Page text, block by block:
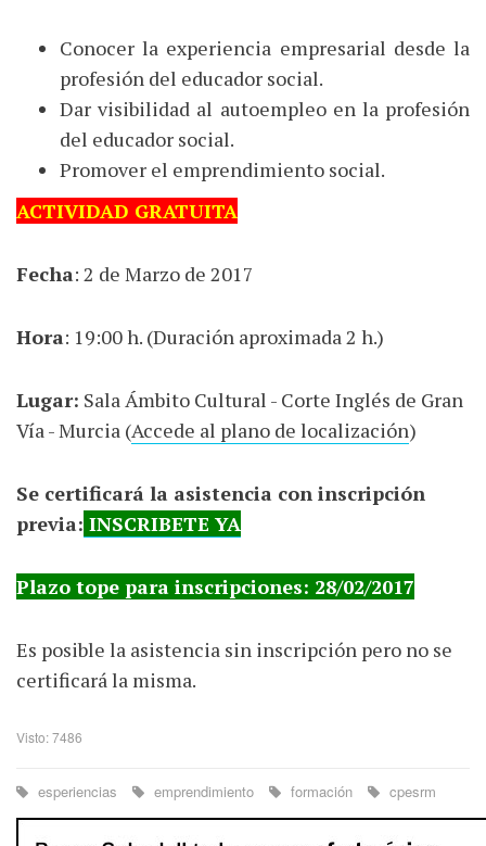
Conocer la experiencia empresarial desde la
profesión del educador social.
Dar visibilidad al autoempleo en la profesión
del educador social.
Promover el emprendimiento social.
ACTIVIDAD GRATUITA
Fecha: 2 de Marzo de 2017
Hora: 19:00 h. (Duración aproximada 2 h.)
Lugar: Sala Ámbito Cultural - Corte Inglés de Gran
Vía - Murcia (Accede al plano de localización)
Se certificará la asistencia con inscripción
previa: INSCRIBETE YA
Plazo tope para inscripciones: 28/02/2017
Es posible la asistencia sin inscripción pero no se
certificará la misma.
Visto: 7486
esperiencias emprendimiento formación cpesrm